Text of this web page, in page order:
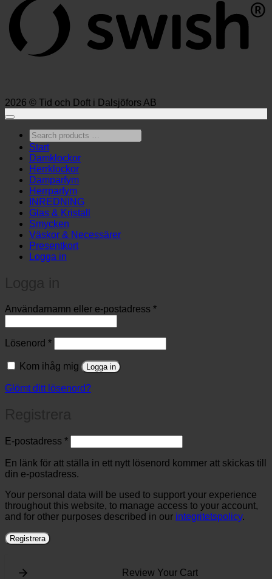
2026 © Tid och Doft i Dalsjöfors AB
Search
products
…
Start
Damklockor
Herrklockor
Damparfym
Herrparfym
INREDNING
Glas & Kristall
Smycken
Väskor & Necessärer
Presentkort
Logga in
Användarnamn eller e-postadress *Obligatoriskt
Lösenord *Obligatoriskt
Kom ihåg mig Logga in
Glömt ditt lösenord?
E-postadress *Obligatoriskt
En länk för att ställa in ett nytt lösenord kommer att skickas till
din e-postadress.
Your personal data will be used to support your experience
throughout this website, to manage access to your account,
and for other purposes described in our integritetspolicy.
Registrera
Review Your Cart